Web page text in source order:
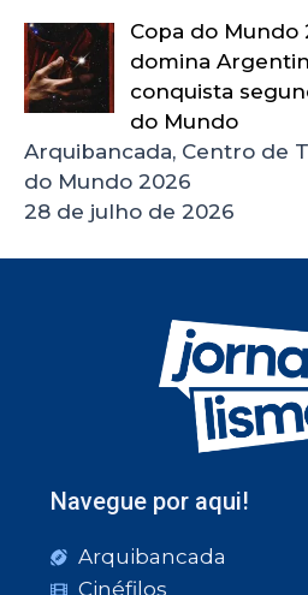
Copa do Mundo
domina
conquista
do Mundo
Arquibancada, Centro de
do Mundo 2026
28 de julho de 2026
Navegue por aqui!
Arquibancada
Cinéfilos